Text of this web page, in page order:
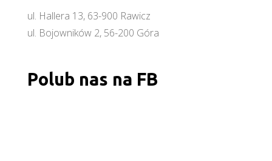
ul. Hallera 13, 63-900 Rawicz
ul. Bojowników 2, 56-200 Góra
Polub nas na FB